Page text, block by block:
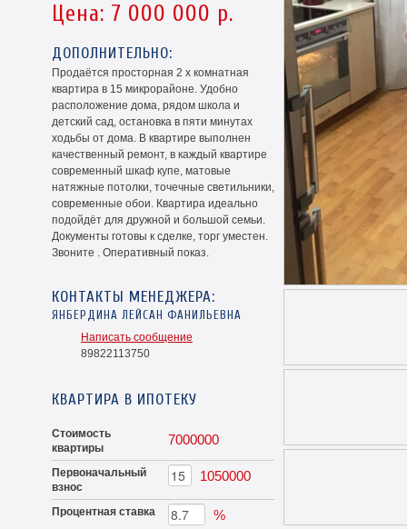
Цена: 7 000 000 р.
ДОПОЛНИТЕЛЬНО:
Продаётся просторная 2 х комнатная
квартира в 15 микрорайоне. Удобно
расположение дома, рядом школа и
детский сад, остановка в пяти минутах
ходьбы от дома. В квартире выполнен
качественный ремонт, в каждый квартире
современный шкаф купе, матовые
натяжные потолки, точечные светильники,
современные обои. Квартира идеально
подойдёт для дружной и большой семьи.
Документы готовы к сделке, торг уместен.
Звоните . Оперативный показ.
КОНТАКТЫ МЕНЕДЖЕРА:
ЯНБЕРДИНА ЛЕЙСАН ФАНИЛЬЕВНА
Написать сообщение
89822113750
КВАРТИРА В ИПОТЕКУ
Стоимость
квартиры
7000000
Первоначальный
взнос
1050000
Процентная ставка %